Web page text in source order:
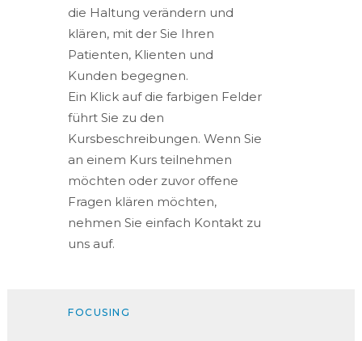
die Haltung verändern und
klären, mit der Sie Ihren
Patienten, Klienten und
Kunden begegnen.
Ein Klick auf die farbigen Felder
führt Sie zu den
Kursbeschreibungen. Wenn Sie
an einem Kurs teilnehmen
möchten oder zuvor offene
Fragen klären möchten,
nehmen Sie einfach Kontakt zu
uns auf.
FOCUSING